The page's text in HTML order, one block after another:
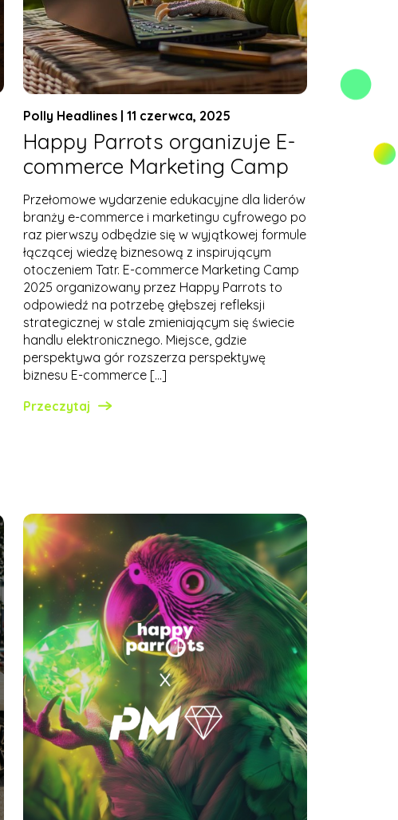
Polly Headlines | 11 czerwca, 2025
Happy Parrots organizuje E-
commerce Marketing Camp
Przełomowe wydarzenie edukacyjne dla liderów
branży e-commerce i marketingu cyfrowego po
raz pierwszy odbędzie się w wyjątkowej formule
łączącej wiedzę biznesową z inspirującym
otoczeniem Tatr. E-commerce Marketing Camp
2025 organizowany przez Happy Parrots to
odpowiedź na potrzebę głębszej refleksji
strategicznej w stale zmieniającym się świecie
handlu elektronicznego. Miejsce, gdzie
perspektywa gór rozszerza perspektywę
biznesu E-commerce […]
Przeczytaj